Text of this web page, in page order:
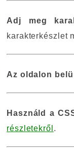
Adj meg
karakterkészlet
Az oldalon
Használd a
részletekről .